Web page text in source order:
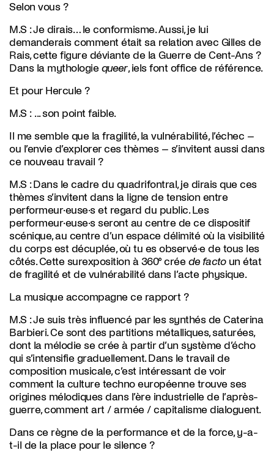
Selon vous ?
M.S :Je dirais… le conformisme. Aussi, je lui
demanderais comment était sa relation avec Gilles de
Rais, cette figure déviante de la Guerre de Cent-Ans ?
Dans la mythologie queer, iels font office de référence.
Et pour Hercule ?
M.S : ... son point faible.
Il me semble que la fragilité, la vulnérabilité, l’échec –
ou l’envie d’explorer ces thèmes – s’invitent aussi dans
ce nouveau travail ?
M.S :Dans le cadre du quadrifontral, je dirais que ces
thèmes s’invitent dans la ligne de tension entre
performeur·euse·s et regard du public. Les
performeur·euse·s seront au centre de ce dispositif
scénique, au centre d’un espace délimité où la visibilité
du corps est décuplée, où tu es observé·e de tous les
côtés. Cette surexposition à 360° crée de factoun état
de fragilité et de vulnérabilité dans l’acte physique.
La musique accompagne ce rapport ?
M.S :Je suis très influencé par les synthés de Caterina
Barbieri. Ce sont des partitions métalliques, saturées,
dont la mélodie se crée à partir d’un système d’écho
qui s’intensifie graduellement. Dans le travail de
composition musicale, c’est intéressant de voir
comment la culture techno européenne trouve ses
origines mélodiques dans l’ère industrielle de l’après-
guerre, comment art / armée / capitalisme dialoguent.
Dans ce règne de la performance et de la force, y-a-
t-il de la place pour le silence ?